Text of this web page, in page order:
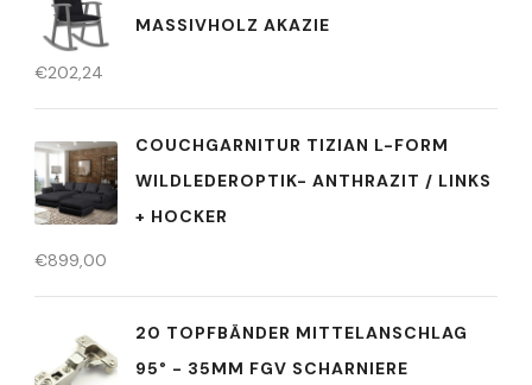
MASSIVHOLZ AKAZIE
€202,24
COUCHGARNITUR TIZIAN L-FORM
WILDLEDEROPTIK- ANTHRAZIT / LINKS
+ HOCKER
€899,00
20 TOPFBÄNDER MITTELANSCHLAG
95° - 35MM FGV SCHARNIERE